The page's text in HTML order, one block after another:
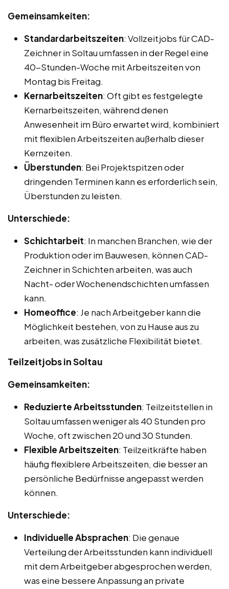
Gemeinsamkeiten:
Standardarbeitszeiten: Vollzeitjobs für CAD-
Zeichner in Soltau umfassen in der Regel eine
40-Stunden-Woche mit Arbeitszeiten von
Montag bis Freitag.
Kernarbeitszeiten: Oft gibt es festgelegte
Kernarbeitszeiten, während denen
Anwesenheit im Büro erwartet wird, kombiniert
mit flexiblen Arbeitszeiten außerhalb dieser
Kernzeiten.
Überstunden: Bei Projektspitzen oder
dringenden Terminen kann es erforderlich sein,
Überstunden zu leisten.
Unterschiede:
Schichtarbeit: In manchen Branchen, wie der
Produktion oder im Bauwesen, können CAD-
Zeichner in Schichten arbeiten, was auch
Nacht- oder Wochenendschichten umfassen
kann.
Homeoffice: Je nach Arbeitgeber kann die
Möglichkeit bestehen, von zu Hause aus zu
arbeiten, was zusätzliche Flexibilität bietet.
Teilzeitjobs in Soltau
Gemeinsamkeiten:
Reduzierte Arbeitsstunden: Teilzeitstellen in
Soltau umfassen weniger als 40 Stunden pro
Woche, oft zwischen 20 und 30 Stunden.
Flexible Arbeitszeiten: Teilzeitkräfte haben
häufig flexiblere Arbeitszeiten, die besser an
persönliche Bedürfnisse angepasst werden
können.
Unterschiede:
Individuelle Absprachen: Die genaue
Verteilung der Arbeitsstunden kann individuell
mit dem Arbeitgeber abgesprochen werden,
was eine bessere Anpassung an private